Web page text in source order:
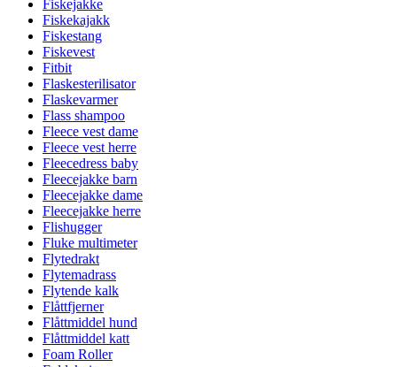
Fiskejakke
Fiskekajakk
Fiskestang
Fiskevest
Fitbit
Flaskesterilisator
Flaskevarmer
Flass shampoo
Fleece vest dame
Fleece vest herre
Fleecedress baby
Fleecejakke barn
Fleecejakke dame
Fleecejakke herre
Flishugger
Fluke multimeter
Flytedrakt
Flytemadrass
Flytende kalk
Flåttfjerner
Flåttmiddel hund
Flåttmiddel katt
Foam Roller